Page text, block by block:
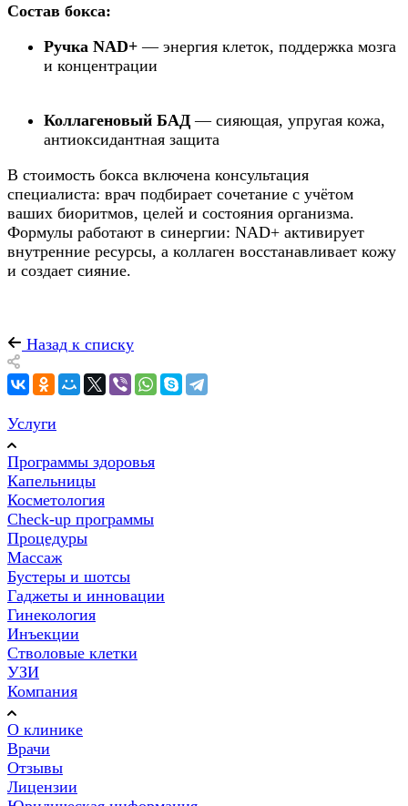
Состав бокса:
Ручка NAD+ — энергия клеток, поддержка мозга
и концентрации
Коллагеновый БАД — сияющая, упругая кожа,
антиоксидантная защита
В стоимость бокса включена консультация
специалиста: врач подбирает сочетание с учётом
ваших биоритмов, целей и состояния организма.
Формулы работают в синергии: NAD+ активирует
внутренние ресурсы, а коллаген восстанавливает кожу
и создает сияние.
Назад к списку
Услуги
Программы здоровья
Капельницы
Косметология
Check-up программы
Процедуры
Массаж
Бустеры и шотсы
Гаджеты и инновации
Гинекология
Инъекции
Стволовые клетки
УЗИ
Компания
О клинике
Врачи
Отзывы
Лицензии